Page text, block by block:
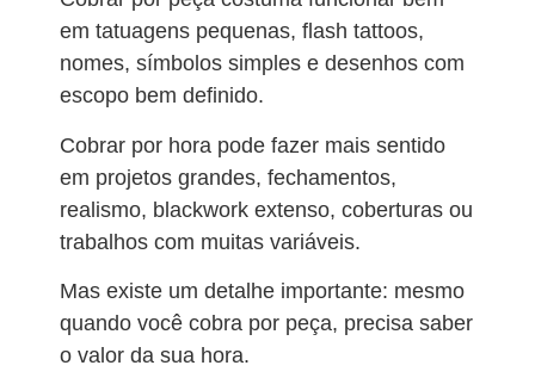
em tatuagens pequenas, flash tattoos,
nomes, símbolos simples e desenhos com
escopo bem definido.
Cobrar por hora pode fazer mais sentido
em projetos grandes, fechamentos,
realismo, blackwork extenso, coberturas ou
trabalhos com muitas variáveis.
Mas existe um detalhe importante: mesmo
quando você cobra por peça, precisa saber
o valor da sua hora.